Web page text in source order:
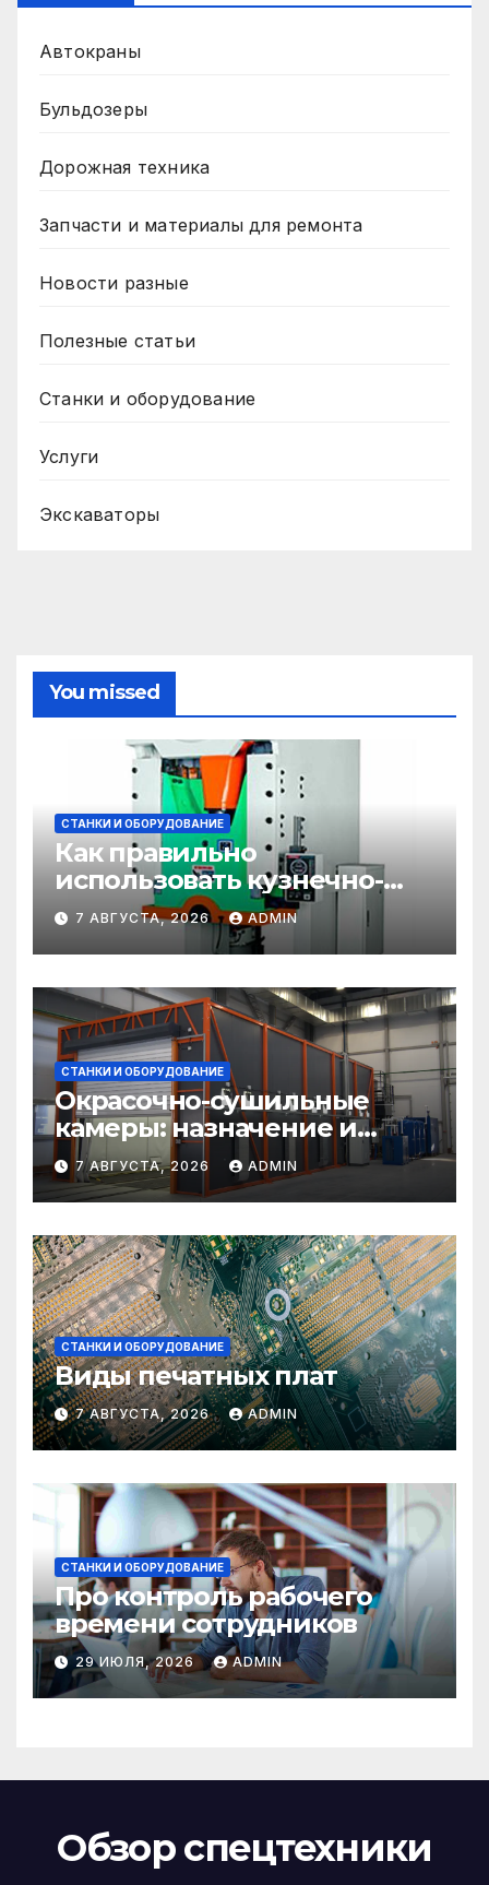
Автокраны
Бульдозеры
Дорожная техника
Запчасти и материалы для ремонта
Новости разные
Полезные статьи
Станки и оборудование
Услуги
Экскаваторы
You missed
СТАНКИ И ОБОРУДОВАНИЕ
Как правильно
использовать кузнечно-
прессовое оборудование
7 АВГУСТА, 2026 ADMIN
СТАНКИ И ОБОРУДОВАНИЕ
Окрасочно-сушильные
камеры: назначение и
области применения
7 АВГУСТА, 2026 ADMIN
СТАНКИ И ОБОРУДОВАНИЕ
Виды печатных плат
7 АВГУСТА, 2026 ADMIN
СТАНКИ И ОБОРУДОВАНИЕ
Про контроль рабочего
времени сотрудников
29 ИЮЛЯ, 2026 ADMIN
Обзор спецтехники